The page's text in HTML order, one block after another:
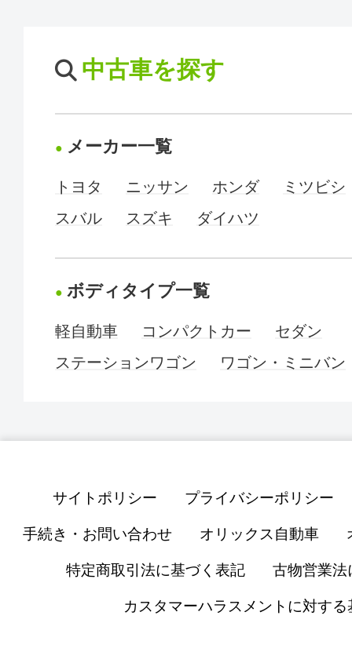
中古車を探す
メーカー一覧
トヨタ ニッサン ホンダ
ミツビシ
スバル
スズキ ダイハツ
ボディタイプ一覧
軽自動車 コンパクトカー
セダン
ステーションワゴン
ワゴン・ミニバン
サイトポリシー プライバシーポリシー
手続き・お問い合わせ オリックス自動車
特定商取引法に基づく表記 古物営業法
カスタマーハラスメントに対する